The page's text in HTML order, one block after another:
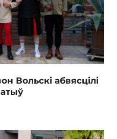
Вольскі абвясцілі